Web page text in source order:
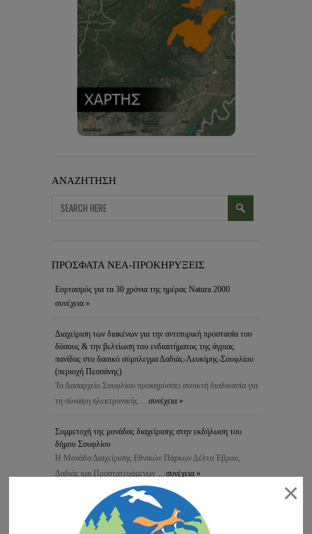
ΑΝΑΖΗΤΗΣΗ
ΠΡΟΣΦΑΤΑ ΝΕΑ-ΠΡΟΚΗΡΥΞΕΙΣ
Εορτασμός για τα 30 χρόνια της ημέρας Natura 2000
συνέχεια »
Διαχείριση των διακένων για την αντιπυρική προστασία του
δάσους & την βελτίωση του ενδιαιτήματος της άγριας
πανίδας στο δασικό σύμπλεγμα Δαδιάς-Λευκίμης-Σουφλίου
(περιοχή Πεσσάνης)
Το Δασαρχείο Σουφλίου προκηρύσσει ανοικτή διαδικασία για
τη σύναψη ηλεκτρονικής …συνέχεια »
Συμμετοχή της μονάδας διαχείρισης στην εκδήλωση του
δήμου Σουφλίου
Η Μονάδα Διαχείρισης Εθνικών Πάρκων Δέλτα Έβρου,
Δαδιάς και Προστατευόμενων …συνέχεια »
Ανακοίνωση για τη λειτουργία του Κέντρου Ενημέρωσης –
Κυριακές και αργίες
Αγαπητοί φίλοι του Εθνικού Πάρκου: Σας ανακοινώνουμε ότι
×